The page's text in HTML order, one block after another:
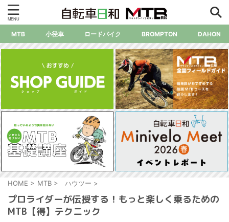
MTB 小径車 ロードバイク BROMPTON DAHON
HOME > MTB > ハウツー >
プロライダーが伝授する！もっと楽しく乗るための
MTB【得】テクニック